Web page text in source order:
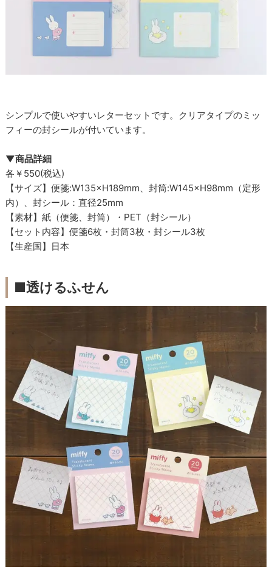
シンプルで使いやすいレターセットです。クリアタイプのミッ
フィーの封シールが付いています。
▼商品詳細
各￥550(税込)
【サイズ】便箋:W135×H189mm、封筒:W145×H98mm（定形
内）、封シール：直径25mm
【素材】紙（便箋、封筒）・PET（封シール）
【セット内容】便箋6枚・封筒3枚・封シール3枚
【生産国】日本
■透けるふせん